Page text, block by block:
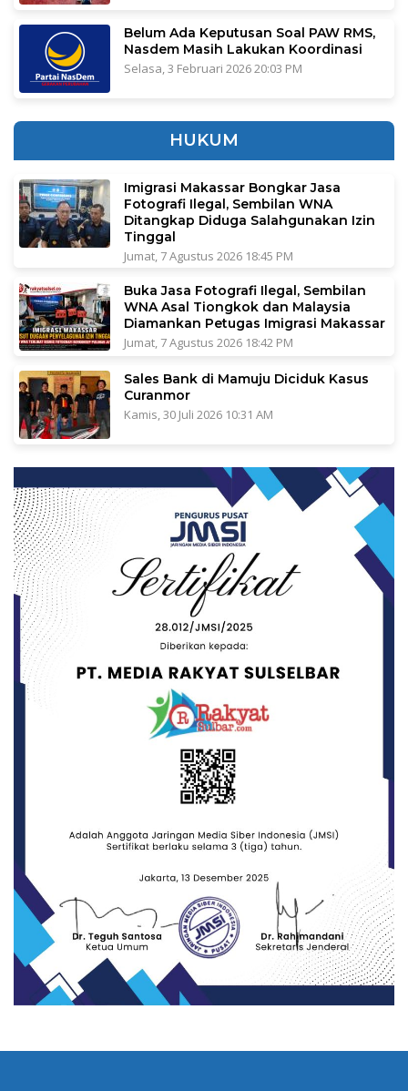
Belum Ada Keputusan Soal PAW RMS,
Nasdem Masih Lakukan Koordinasi
Selasa, 3 Februari 2026 20:03 PM
HUKUM
Imigrasi Makassar Bongkar Jasa
Fotografi Ilegal, Sembilan WNA
Ditangkap Diduga Salahgunakan Izin
Tinggal
Jumat, 7 Agustus 2026 18:45 PM
Buka Jasa Fotografi Ilegal, Sembilan
WNA Asal Tiongkok dan Malaysia
Diamankan Petugas Imigrasi Makassar
Jumat, 7 Agustus 2026 18:42 PM
Sales Bank di Mamuju Diciduk Kasus
Curanmor
Kamis, 30 Juli 2026 10:31 AM